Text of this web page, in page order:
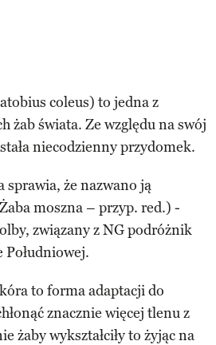
coleus) to jedna z
żab świata. Ze względu na swój
niecodzienny przydomek.
że nazwano ją
moszna – przyp. red.) -
związany z NG podróżnik
Południowej.
to forma adaptacji do
znacznie więcej tlenu z
żaby wykształciły to żyjąc na